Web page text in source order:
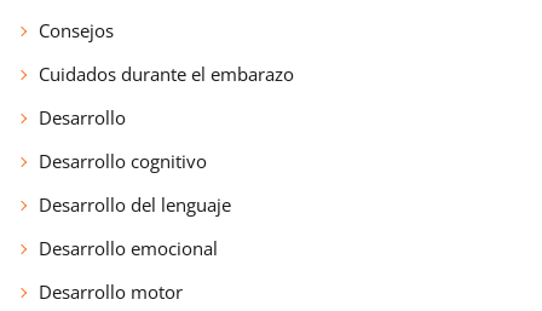
Consejos
Cuidados durante el embarazo
Desarrollo
Desarrollo cognitivo
Desarrollo del lenguaje
Desarrollo emocional
Desarrollo motor